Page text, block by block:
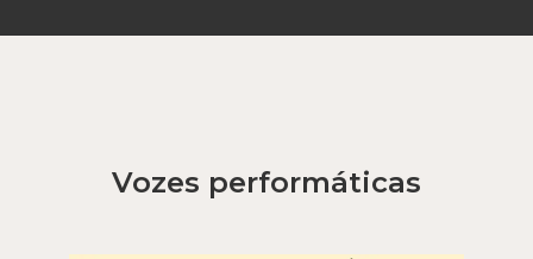
Vozes performáticas